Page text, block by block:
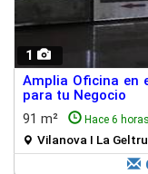
1
Amplia Oficina en
para tu Negocio
91 m²
Hace 6 horas
Vilanova I La